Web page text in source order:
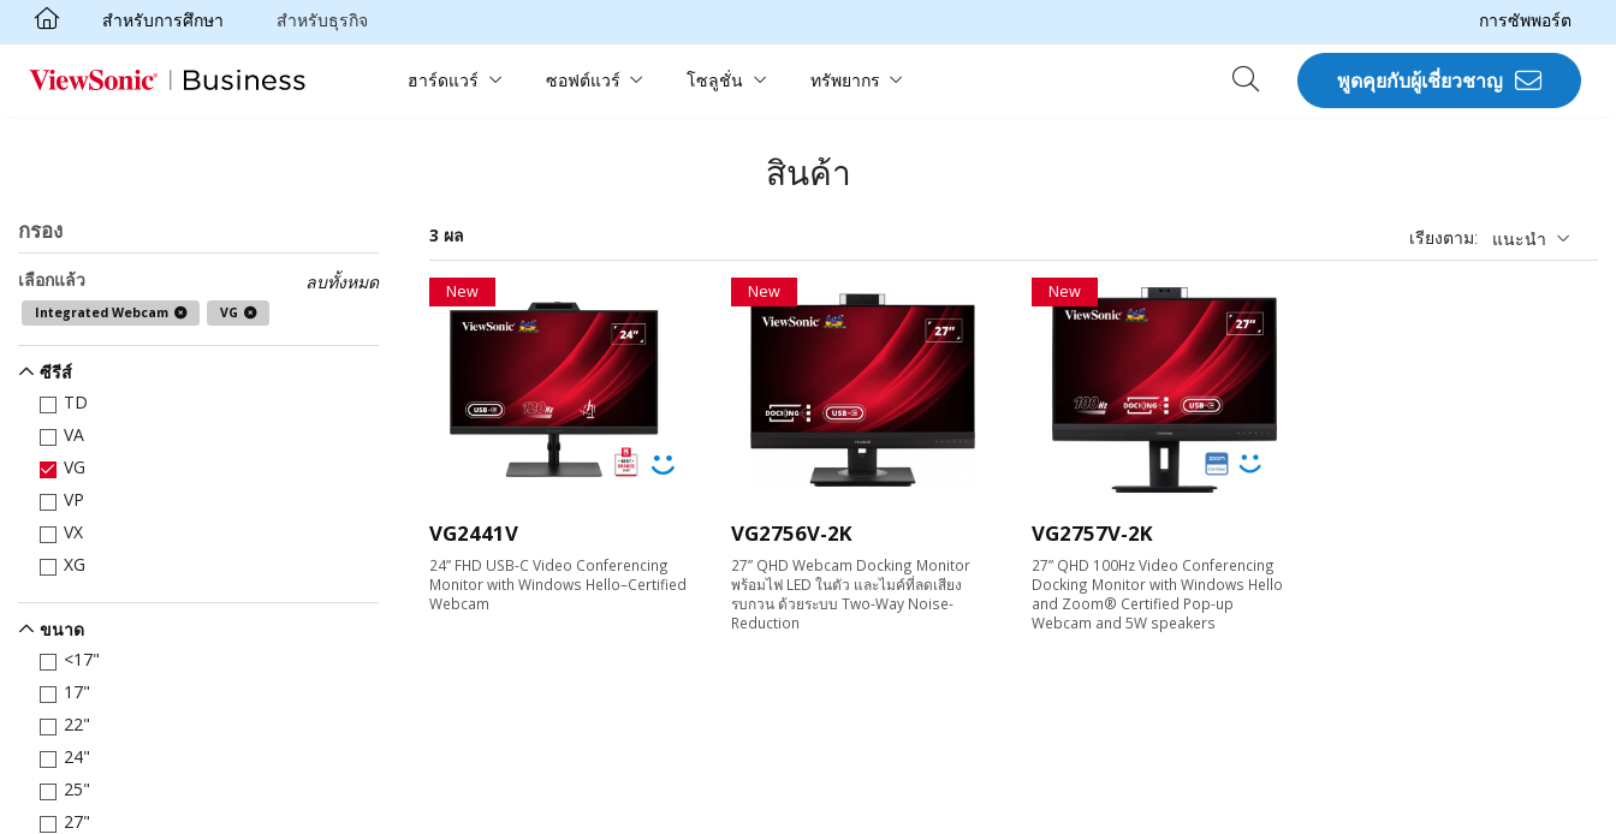
Skip to main content
สำหรับการศึกษา สำหรับธุรกิจ การซัพพอร์ต
ฮาร์ดแวร์ ซอฟต์แวร์ โซลูชั่น ทรัพยากร พูดคุยกับผู้เชี่ยวชาญ
สินค้า
กรอง
ลบทั้งหมด
เลือกแล้ว
Integrated Webcam VG
ซีรีส์
TD
VA
VG
VP
VX
XG
ขนาด
<17"
17"
22"
24"
25"
27"
3 ผล เรียงตาม: แนะนำ
New
VG2441V
24” FHD USB-C Video Conferencing
Monitor with Windows Hello–Certified
Webcam
New
VG2756V-2K
27” QHD Webcam Docking Monitor
พร้อมไฟ LED ในตัว และไมค์ที่ลดเสียง
รบกวน ด้วยระบบ Two-Way Noise-
Reduction
New
VG2757V-2K
27” QHD 100Hz Video Conferencing
Docking Monitor with Windows Hello
and Zoom® Certified Pop-up
Webcam and 5W speakers